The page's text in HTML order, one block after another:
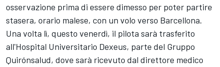
osservazione prima di essere dimesso per poter partire
stasera, orario malese, con un volo verso Barcellona.
Una volta lì, questo venerdì, il pilota sarà trasferito
all'Hospital Universitario Dexeus, parte del Gruppo
Quirónsalud, dove sarà ricevuto dal direttore medico